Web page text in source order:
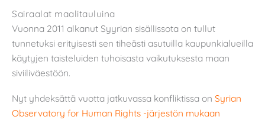
Sairaalat maalitauluina
Vuonna 2011 alkanut Syyrian sisällissota on tullut
tunnetuksi erityisesti sen tiheästi asutuilla kaupunkialueilla
käytyjen taisteluiden tuhoisasta vaikutuksesta maan
siviiliväestöön.
Nyt yhdeksättä vuotta jatkuvassa konfliktissa on Syrian
Observatory for Human Rights -järjestön mukaan